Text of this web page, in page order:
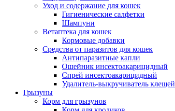
Уход и содержание для кошек
Гигиенические салфетки
Шампуни
Ветаптека для кошек
Кормовые добавки
Средства от паразитов для кошек
Антипаразитные капли
Ошейник инсектоакарицидный
Спрей инсектоакарицидный
Удалитель-выкручиватель клещей
Грызуны
Корм для грызунов